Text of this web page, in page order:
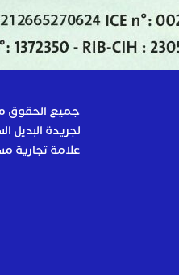
لجريدة البديل
علامة تجارية